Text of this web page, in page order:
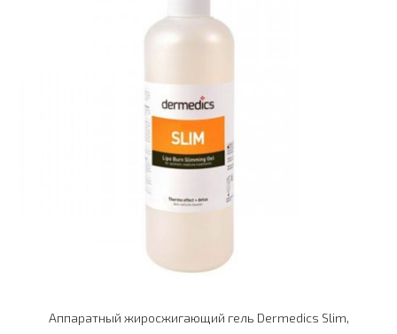
Аппаратный жиросжигающий гель Dermedics Slim,